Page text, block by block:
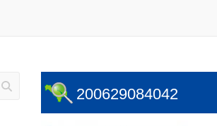
200629084042